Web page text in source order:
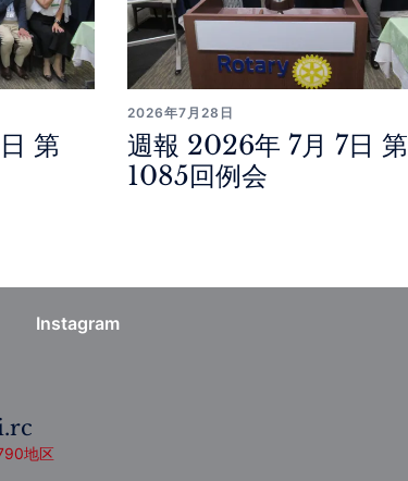
第
2026年7月28日
週報 2026年 7月 7日 第
1085回例会
Instagram
地区